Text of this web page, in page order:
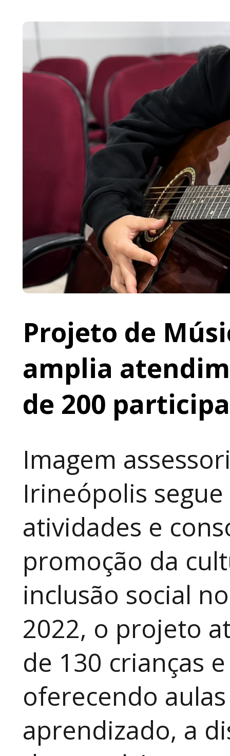
Projeto de
amplia
de 200
Imagem
Irineópolis
atividades e
promoção da
inclusão social
2022, o projeto
de 130 crianças
oferecendo
aprendizado, a